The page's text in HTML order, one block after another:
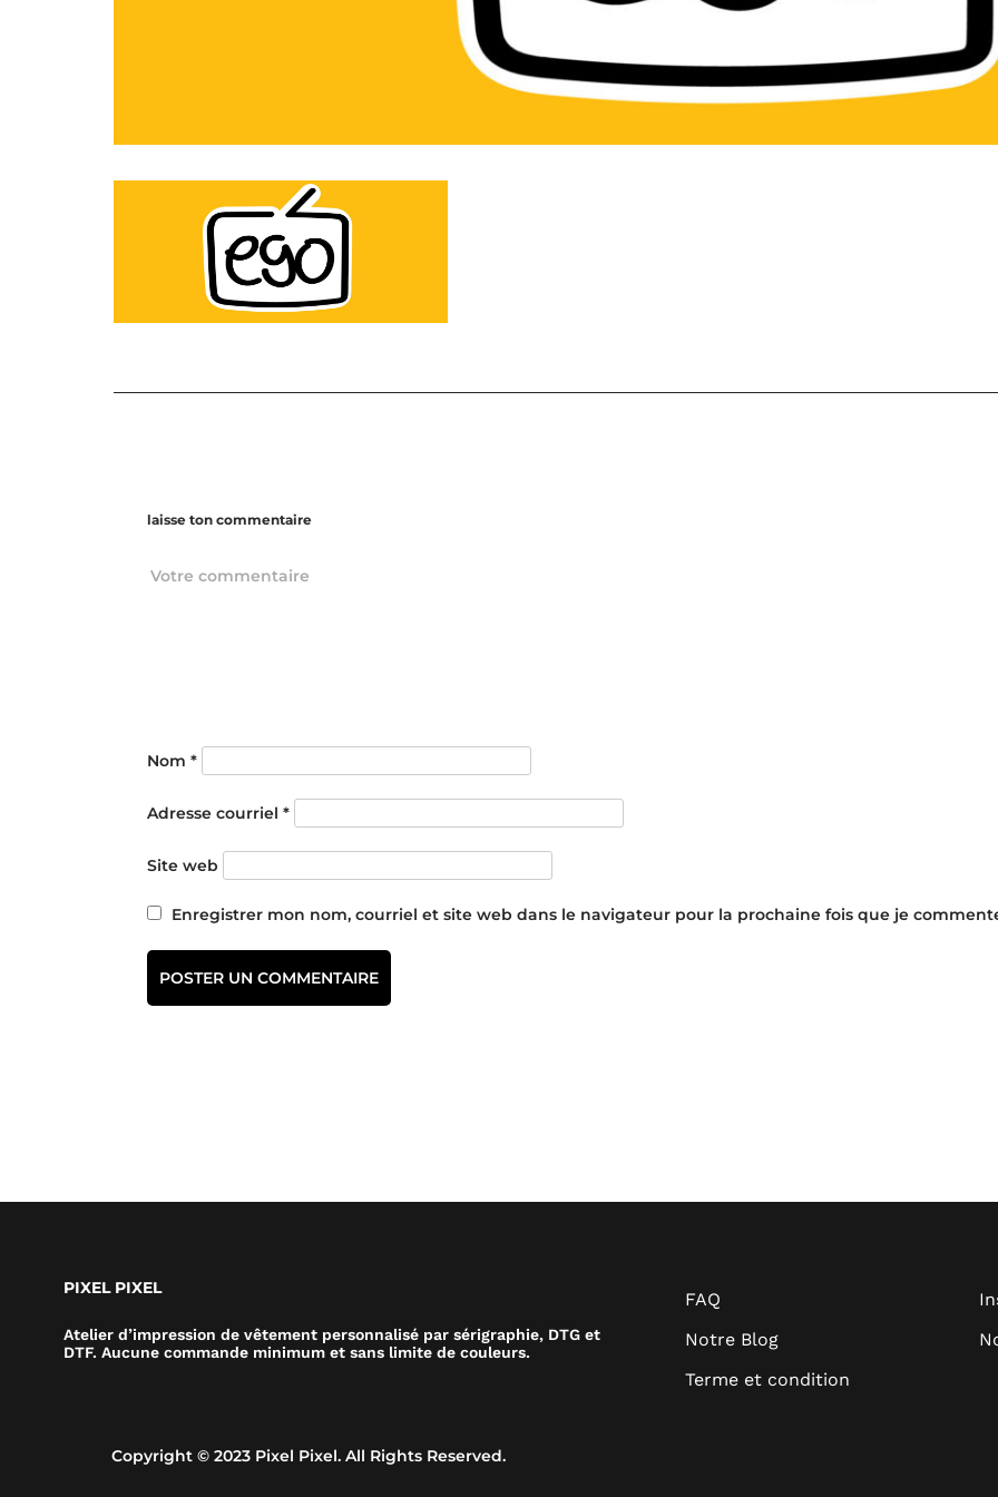
laisse ton commentaire
Nom *
Adresse courriel *
Site web
Enregistrer mon nom, courriel et site web dans le navigateur pour la prochaine fois que je
PIXEL PIXEL
Atelier d’impression de vêtement personnalisé par sérigraphie, DTG et
DTF. Aucune commande minimum et sans limite de couleurs.
FAQ
Notre Blog
Terme et condition
Copyright © 2023 Pixel Pixel. All Rights Reserved.